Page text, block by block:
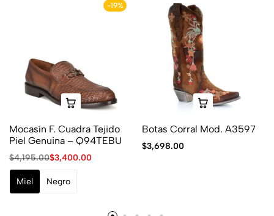
-19%
Mocasín F. Cuadra Tejido
Piel Genuina – Q94TEBU
$4,195.00$3,400.00
Miel Negro
Botas Corral Mod. A3597
$3,698.00